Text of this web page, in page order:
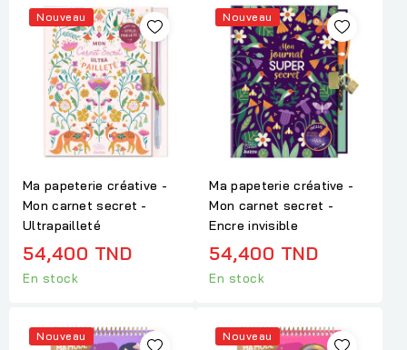
Nouveau
Ma papeterie créative -
Mon carnet secret -
Ultrapailleté
54,400 TND
En stock
Nouveau
Ma papeterie créative -
Mon carnet secret -
Encre invisible
54,400 TND
En stock
Nouveau Nouveau